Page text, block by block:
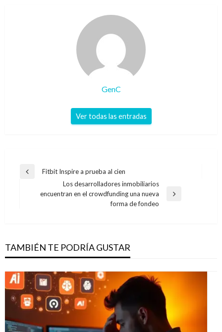
GenC
Ver todas las entradas
Navegación
entradas
Entrada
Fitbit Inspire a prueba al cien
Entrada
Los desarrolladores inmobiliarios
encuentran en el crowdfunding una nueva
forma de fondeo
TAMBIÉN TE PODRÍA GUSTAR